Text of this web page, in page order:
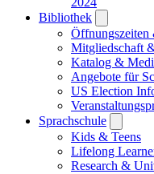
Bibliothek
submenu
Mitgliedschaft
Katalog &
Angebote für
US Election
Sprachschule
submenu
Kids & Teens
Lifelong
Research &